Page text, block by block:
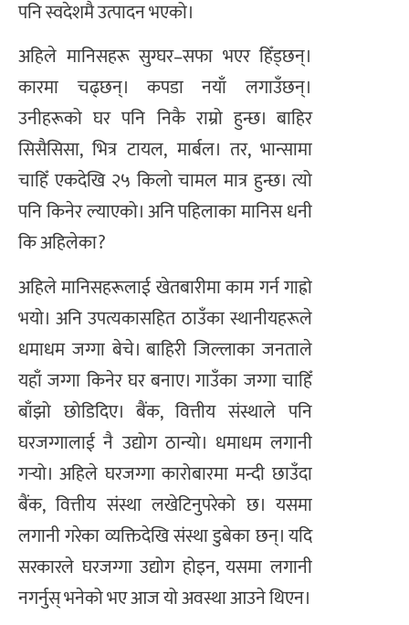
पनि स्वदेशमै उत्पादन भएको।
अहिले मानिसहरू सुग्घर–सफा भएर हिँड्छन्।
कारमा चढ्छन्। कपडा नयाँ लगाउँछन्।
उनीहरूको घर पनि निकै राम्रो हुन्छ। बाहिर
सिसैसिसा, भित्र टायल, मार्बल। तर, भान्सामा
चाहिँ एकदेखि २५ किलो चामल मात्र हुन्छ। त्यो
पनि किनेर ल्याएको। अनि पहिलाका मानिस धनी
कि अहिलेका?
अहिले मानिसहरूलाई खेतबारीमा काम गर्न गाह्रो
भयो। अनि उपत्यकासहित ठाउँका स्थानीयहरूले
धमाधम जग्गा बेचे। बाहिरी जिल्लाका जनताले
यहाँ जग्गा किनेर घर बनाए। गाउँका जग्गा चाहिँ
बाँझो छोडिदिए। बैंक, वित्तीय संस्थाले पनि
घरजग्गालाई नै उद्योग ठान्यो। धमाधम लगानी
गर्‍यो। अहिले घरजग्गा कारोबारमा मन्दी छाउँदा
बैंक, वित्तीय संस्था लखेटिनुपरेको छ। यसमा
लगानी गरेका व्यक्तिदेखि संस्था डुबेका छन्। यदि
सरकारले घरजग्गा उद्योग होइन, यसमा लगानी
नगर्नुस् भनेको भए आज यो अवस्था आउने थिएन।